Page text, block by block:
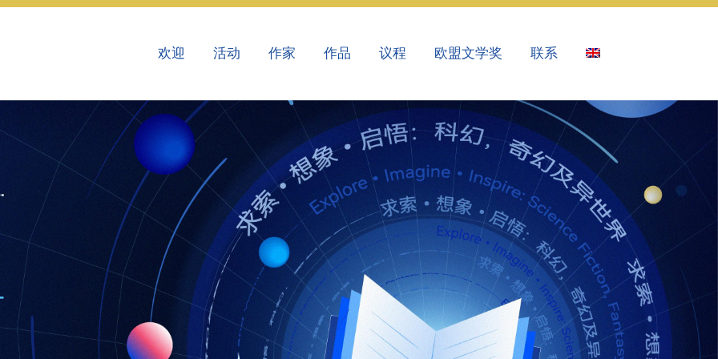
欢迎 活动 作家 作品 议程 欧盟文学奖 联系